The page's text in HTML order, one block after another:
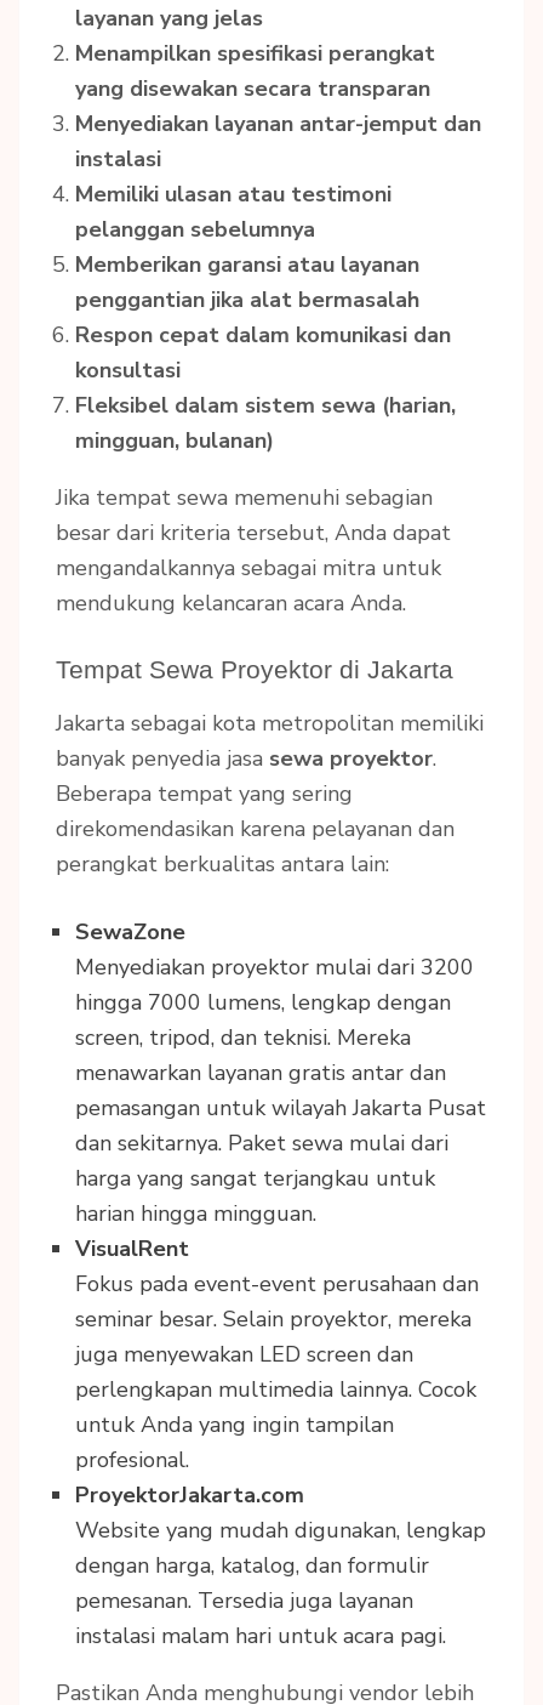
layanan yang jelas
Menampilkan spesifikasi perangkat
yang disewakan secara transparan
Menyediakan layanan antar-jemput dan
instalasi
Memiliki ulasan atau testimoni
pelanggan sebelumnya
Memberikan garansi atau layanan
penggantian jika alat bermasalah
Respon cepat dalam komunikasi dan
konsultasi
Fleksibel dalam sistem sewa (harian,
mingguan, bulanan)
Jika tempat sewa memenuhi sebagian
besar dari kriteria tersebut, Anda dapat
mengandalkannya sebagai mitra untuk
mendukung kelancaran acara Anda.
Tempat Sewa Proyektor di Jakarta
Jakarta sebagai kota metropolitan memiliki
banyak penyedia jasa sewa proyektor.
Beberapa tempat yang sering
direkomendasikan karena pelayanan dan
perangkat berkualitas antara lain:
SewaZone
Menyediakan proyektor mulai dari 3200
hingga 7000 lumens, lengkap dengan
screen, tripod, dan teknisi. Mereka
menawarkan layanan gratis antar dan
pemasangan untuk wilayah Jakarta Pusat
dan sekitarnya. Paket sewa mulai dari
harga yang sangat terjangkau untuk
harian hingga mingguan.
VisualRent
Fokus pada event-event perusahaan dan
seminar besar. Selain proyektor, mereka
juga menyewakan LED screen dan
perlengkapan multimedia lainnya. Cocok
untuk Anda yang ingin tampilan
profesional.
ProyektorJakarta.com
Website yang mudah digunakan, lengkap
dengan harga, katalog, dan formulir
pemesanan. Tersedia juga layanan
instalasi malam hari untuk acara pagi.
Pastikan Anda menghubungi vendor lebih